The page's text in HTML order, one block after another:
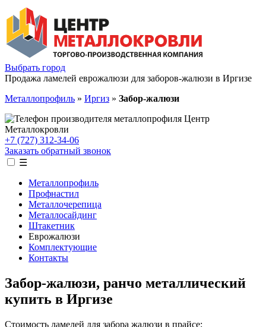
Выбрать город
Продажа ламелей еврожалюзи для заборов-жалюзи в Иргизе
Металлопрофиль » Иргиз » Забор-жалюзи
+7 (727) 312-34-06
Заказать обратный звонок
☰
Металлопрофиль
Профнастил
Металлочерепица
Металлосайдинг
Штакетник
Еврожалюзи
Комплектующие
Контакты
Забор-жалюзи, ранчо металлический
купить в Иргизе
Стоимость ламелей для забора жалюзи в прайсе: